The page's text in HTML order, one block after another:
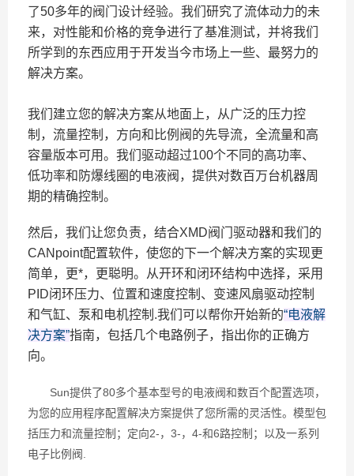
了50多年的阀门设计经验。我们研究了流体动力的未
来，对性能和价格的竞争进行了基准测试，并将我们
所学到的东西应用于开发当今市场上一些、最努力的
解决方案。
我们建立您的解决方案从地面上，从广泛的压力控
制，流量控制，方向和比例阀的先导流，全流量和高
容量版本可用。我们驱动超过100个不同的高功率、
低功率和防爆线圈的电液阀，提供对数百万台机器周
期的精确控制。
然后，我们让您负责，结合XMD阀门驱动器和我们的
CANpoint配置软件，使您的下一个解决方案的实现更
简单，更*，更聪明。从开环和闭环结构中选择，采用
PID闭环压力、位置和速度控制、变速风扇驱动控制
和气缸、泵和电机控制.我们可以帮你开始新的“电液解
决方案”指南，包括几个电路例子，指出你的正确方
向。
Sun提供了80多个基本型号的电液阀和数百个配置选项，
为您的应用程序配置解决方案提供了您所需的灵活性。模型包
括压力和流量控制；定向2-，3-，4-和6路控制；以及一系列
电子比例阀.